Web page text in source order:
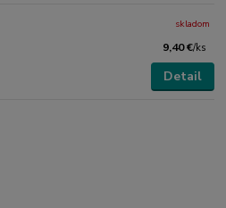
9,40 €/ks
skladom
Detail